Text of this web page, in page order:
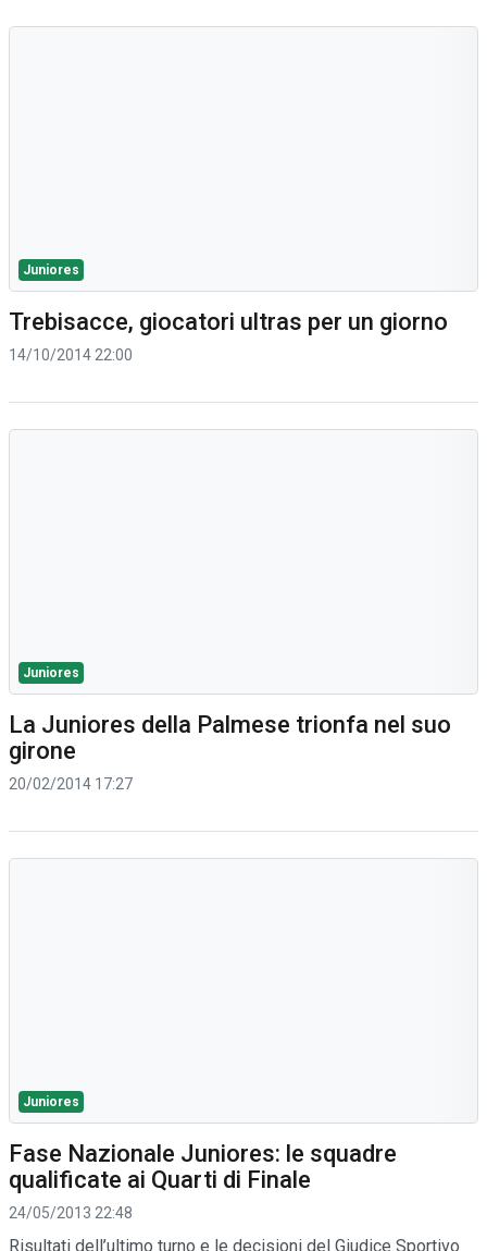
Juniores
Trebisacce, giocatori ultras per un giorno
14/10/2014 22:00
Juniores
La Juniores della Palmese trionfa nel suo
girone
20/02/2014 17:27
Juniores
Fase Nazionale Juniores: le squadre
qualificate ai Quarti di Finale
24/05/2013 22:48
Risultati dell’ultimo turno e le decisioni del Giudice Sportivo